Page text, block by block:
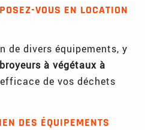
VOUS EN LOCATION
de divers équipements, y
à végétaux à
de vos déchets
DES ÉQUIPEMENTS